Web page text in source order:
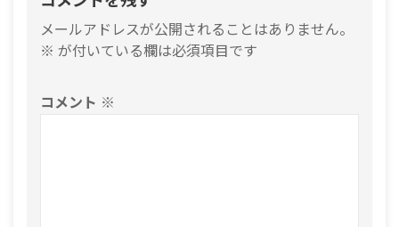
メールアドレスが公開されることはありません。
※ が付いている欄は必須項目です
コメント ※